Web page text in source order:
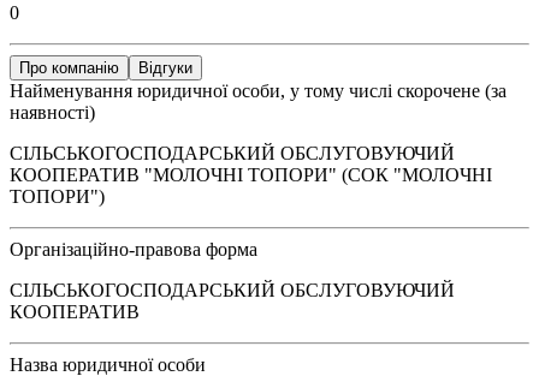
0
Про компанію Відгуки
Найменування юридичної особи, у тому числі скорочене (за
наявності)
СІЛЬСЬКОГОСПОДАРСЬКИЙ ОБСЛУГОВУЮЧИЙ
КООПЕРАТИВ "МОЛОЧНІ ТОПОРИ" (СОК "МОЛОЧНІ
ТОПОРИ")
Організаційно-правова форма
СІЛЬСЬКОГОСПОДАРСЬКИЙ ОБСЛУГОВУЮЧИЙ
КООПЕРАТИВ
Назва юридичної особи